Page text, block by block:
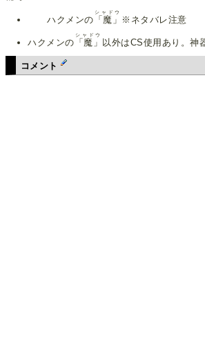
ハクメンの 「魔」
シャドウ
※ネタバレ注意
ハクメンの 「魔」
シャドウ
以外はCS使用あり。神
コメント